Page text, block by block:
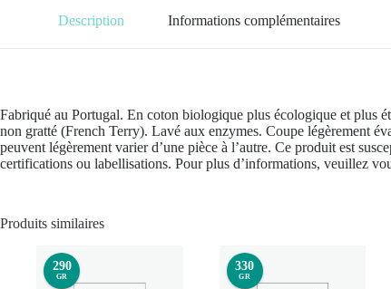
Description Informations complémentaires
Fabriqué au Portugal. En coton biologique plus écologique et plus
non gratté (French Terry). Lavé aux enzymes. Coupe légèrement
peuvent légèrement varier d’une pièce à l’autre. Ce produit est
certifications ou labellisations. Pour plus d’informations, veuillez
Produits similaires
290
GR
330
GR